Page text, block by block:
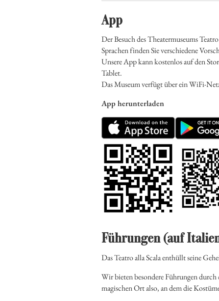
App
Der Besuch des Theatermuseums
Sprachen finden Sie verschiedene
Unsere App kann kostenlos auf den
Tablet.
Das Museum verfügt über ein WiFi-
App herunterladen
Führungen (auf
Das Teatro alla Scala enthüllt seine
Wir bieten besondere Führungen
magischen Ort also, an dem die